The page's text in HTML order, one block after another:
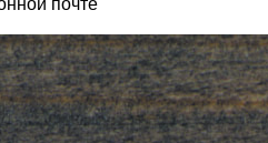
почте